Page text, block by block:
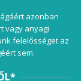
azonban
vagy anyagi
felelősséget az
sem.